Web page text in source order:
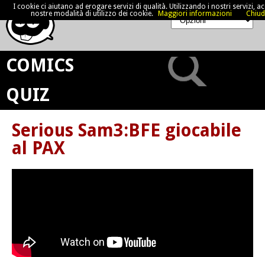
COMICS
QUIZ
Serious Sam3:BFE giocabile
al PAX
I cookie ci aiutano ad erogare servizi di qualità. Utilizzando i nostri servizi,
nostre modalità di utilizzo dei cookie.
Maggiori informazioni